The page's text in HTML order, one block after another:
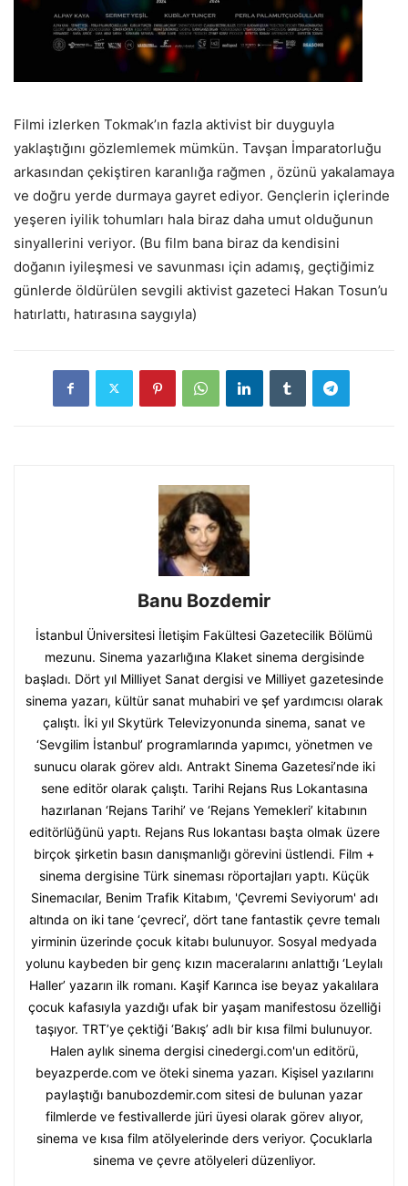
Filmi izlerken Tokmak’ın fazla aktivist bir duyguyla
yaklaştığını gözlemlemek mümkün. Tavşan İmparatorluğu
arkasından çekiştiren karanlığa rağmen , özünü yakalamaya
ve doğru yerde durmaya gayret ediyor. Gençlerin içlerinde
yeşeren iyilik tohumları hala biraz daha umut olduğunun
sinyallerini veriyor. (Bu film bana biraz da kendisini
doğanın iyileşmesi ve savunması için adamış, geçtiğimiz
günlerde öldürülen sevgili aktivist gazeteci Hakan Tosun’u
hatırlattı, hatırasına saygıyla)
Banu Bozdemir
İstanbul Üniversitesi İletişim Fakültesi Gazetecilik Bölümü
mezunu. Sinema yazarlığına Klaket sinema dergisinde
başladı. Dört yıl Milliyet Sanat dergisi ve Milliyet gazetesinde
sinema yazarı, kültür sanat muhabiri ve şef yardımcısı olarak
çalıştı. İki yıl Skytürk Televizyonunda sinema, sanat ve
‘Sevgilim İstanbul’ programlarında yapımcı, yönetmen ve
sunucu olarak görev aldı. Antrakt Sinema Gazetesi’nde iki
sene editör olarak çalıştı. Tarihi Rejans Rus Lokantasına
hazırlanan ‘Rejans Tarihi’ ve ‘Rejans Yemekleri’ kitabının
editörlüğünü yaptı. Rejans Rus lokantası başta olmak üzere
birçok şirketin basın danışmanlığı görevini üstlendi. Film +
sinema dergisine Türk sineması röportajları yaptı. Küçük
Sinemacılar, Benim Trafik Kitabım, 'Çevremi Seviyorum' adı
altında on iki tane ‘çevreci’, dört tane fantastik çevre temalı
yirminin üzerinde çocuk kitabı bulunuyor. Sosyal medyada
yolunu kaybeden bir genç kızın maceralarını anlattığı ‘Leylalı
Haller’ yazarın ilk romanı. Kaşif Karınca ise beyaz yakalılara
çocuk kafasıyla yazdığı ufak bir yaşam manifestosu özelliği
taşıyor. TRT’ye çektiği ‘Bakış’ adlı bir kısa filmi bulunuyor.
Halen aylık sinema dergisi cinedergi.com'un editörü,
beyazperde.com ve öteki sinema yazarı. Kişisel yazılarını
paylaştığı banubozdemir.com sitesi de bulunan yazar
filmlerde ve festivallerde jüri üyesi olarak görev alıyor,
sinema ve kısa film atölyelerinde ders veriyor. Çocuklarla
sinema ve çevre atölyeleri düzenliyor.